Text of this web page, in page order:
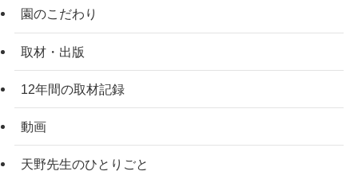
園のこだわり
取材・出版
12年間の取材記録
動画
天野先生のひとりごと